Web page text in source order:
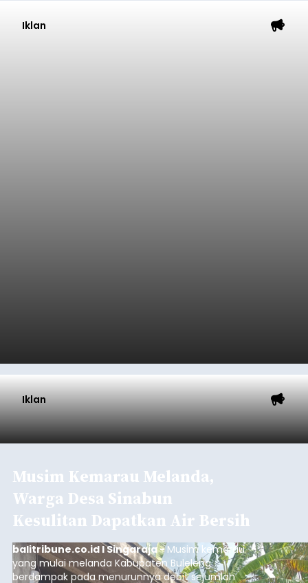
Iklan
Iklan
Musim Kemarau Melanda,
Warga Desa Sinabun
Kesulitan Dapatkan Air Bersih
balitribune.co.id I Singaraja -Musim kemarau
yang mulai melanda Kabupaten Buleleng
berdampak pada menurunnya debit sejumlah